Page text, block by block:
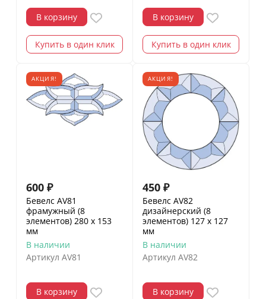
В корзину
Купить в один клик
В корзину
Купить в один клик
АКЦИЯ!
600 ₽
Бевелс AV81
фрамужный (8
элементов) 280 х 153
мм
В наличии
Артикул AV81
В корзину
АКЦИЯ!
450 ₽
Бевелс AV82
дизайнерский (8
элементов) 127 х 127
мм
В наличии
Артикул AV82
В корзину